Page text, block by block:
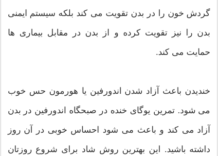
گردش خون را در بدن تقویت می کند بلکه سیستم ایمنی
بدن را نیز تقویت کرده و از بدن در مقابل بیماری ها
حمایت می کند.
خندیدن باعث آزاد شدن اندورفین یا هورمون حس خوب
می شود. تمرین یوگای خنده در صبحگاه اندورفین در بدن
آزاد می کند و باعث می شود احساس خوبی در آن روز
داشته باشید. این بهترین روش شاد برای شروع روزتان